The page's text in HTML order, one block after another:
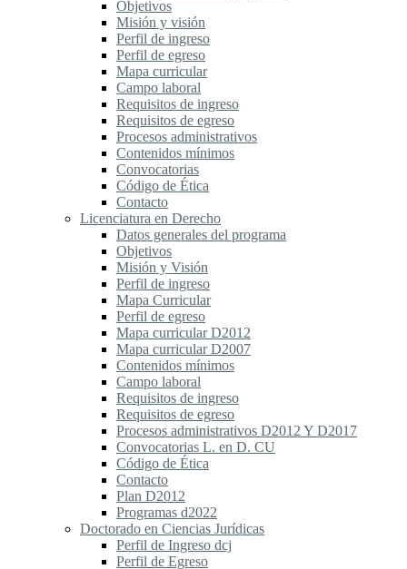
Objetivos
Misión y visión
Perfil de ingreso
Perfil de egreso
Mapa curricular
Campo laboral
Requisitos de ingreso
Requisitos de egreso
Procesos administrativos
Contenidos mínimos
Convocatorias
Código de Ética
Contacto
Licenciatura en Derecho
Datos generales del programa
Objetivos
Misión y Visión
Perfil de ingreso
Mapa Curricular
Perfil de egreso
Mapa curricular D2012
Mapa curricular D2007
Contenidos mínimos
Campo laboral
Requisitos de ingreso
Requisitos de egreso
Procesos administrativos D2012 Y D2017
Convocatorias L. en D. CU
Código de Ética
Contacto
Plan D2012
Programas d2022
Doctorado en Ciencias Jurídicas
Perfil de Ingreso dcj
Perfil de Egreso